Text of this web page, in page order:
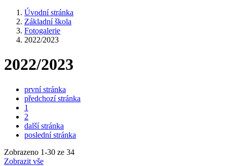
Úvodní stránka
Základní škola
Fotogalerie
2022/2023
2022/2023
první stránka
předchozí stránka
1
2
další stránka
poslední stránka
Zobrazeno 1-30 ze 34
Zobrazit vše